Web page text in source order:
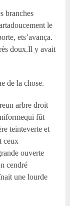
branches
le
ets’avança.
doux.Il y avait
de la chose.
arbre droit
fût
teinteverte et
ceux
ouverte
cendré
une lourde